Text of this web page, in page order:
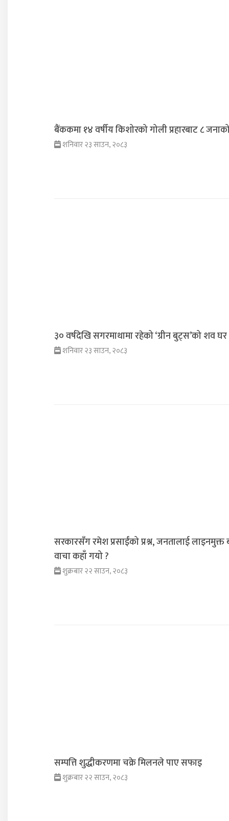
बैंककमा १४ वर्षीय किशोरको गोली प्रहारबाट ८
शनिवार २३ साउन, २०८३
३० वर्षदेखि सगरमाथामा रहेको ‘ग्रीन बुट्स’को शव
शनिवार २३ साउन, २०८३
सरकारसँग रमेश प्रसाईंको प्रश्न, जनतालाई लाइनमुक्त
वाचा कहाँ गयो ?
शुक्रबार २२ साउन, २०८३
सम्पत्ति शुद्धीकरणमा चक्रे मिलनले पाए सफाइ
शुक्रबार २२ साउन, २०८३